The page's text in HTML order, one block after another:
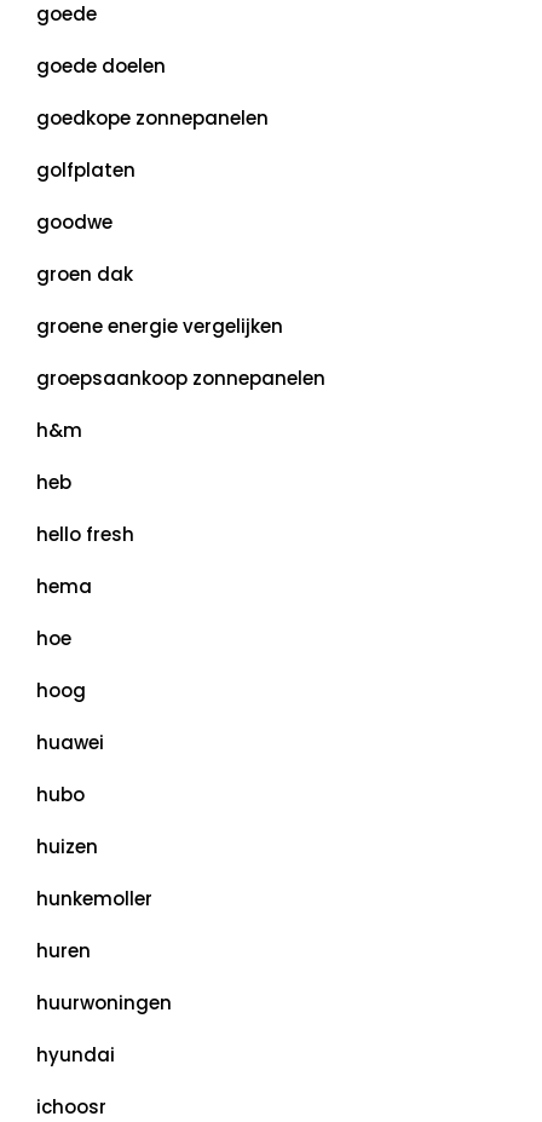
goede
goede doelen
goedkope zonnepanelen
golfplaten
goodwe
groen dak
groene energie vergelijken
groepsaankoop zonnepanelen
h&m
heb
hello fresh
hema
hoe
hoog
huawei
hubo
huizen
hunkemoller
huren
huurwoningen
hyundai
ichoosr